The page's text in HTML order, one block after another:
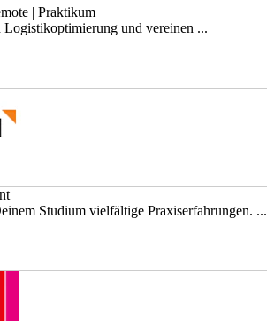
| Praktikum
und vereinen ...
Studium vielfältige Praxiserfahrungen. ...